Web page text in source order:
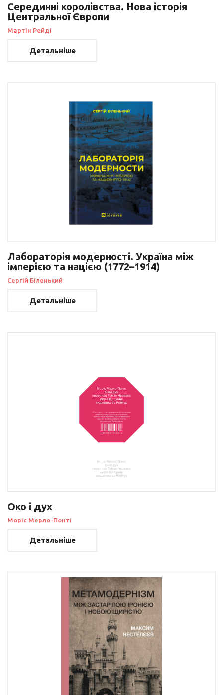
Серединні королівства. Нова історія
Центральної Європи
Мартін Рейді
Детальніше
Лабораторія модерності. Україна між
імперією та нацією (1772–1914)
Сергій Біленький
Детальніше
Око і дух
Моріс Мерло-Понті
Детальніше